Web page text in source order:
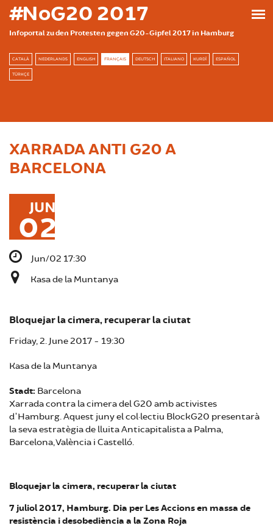
Skip to main content
#NoG20 2017
Infoportal zu den Protesten gegen G20-Gipfel 2017 in Hamburg
CATALÀ NEDERLANDS ENGLISH FRANÇAIS DEUTSCH ITALIANO KURDÎ ESPAÑOL
TÜRKÇE
XARRADA ANTI G20 A
BARCELONA
JUN
02
Jun/02 17:30
Kasa de la Muntanya
Bloquejar la cimera, recuperar la ciutat
Friday, 2. June 2017 - 19:30
Kasa de la Muntanya
Stadt: Barcelona
Xarrada contra la cimera del G20 amb activistes
d'Hamburg. Aquest juny el col·lectiu BlockG20 presentarà
la seva estratègia de lluita Anticapitalista a Palma,
Barcelona, València i Castelló.
Bloquejar la cimera, recuperar la ciutat
7 juliol 2017, Hamburg. Dia per Les Accions en massa de
resistència i desobediència a la Zona Roja